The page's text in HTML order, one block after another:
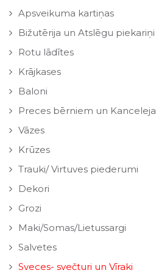
Apsveikuma kartiņas
Bižutērija un Atslēgu piekariņi
Rotu lādītes
Krājkases
Baloni
Preces bērniem un Kanceleja
Vāzes
Krūzes
Trauki/ Virtuves piederumi
Dekori
Grozi
Maki/Somas/Lietussargi
Salvetes
Sveces- svečturi un Vīraki